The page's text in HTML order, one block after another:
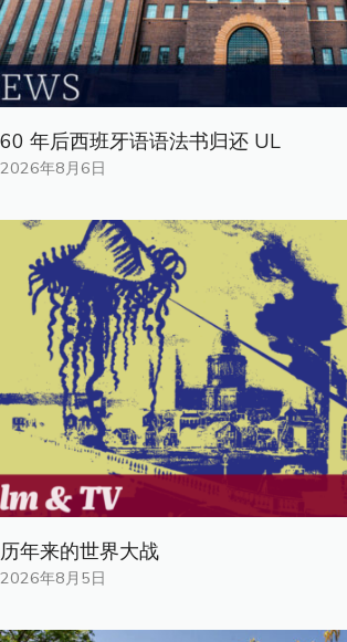
60 年后西班牙语语法书归还 UL
2026年8月6日
历年来的世界大战
2026年8月5日